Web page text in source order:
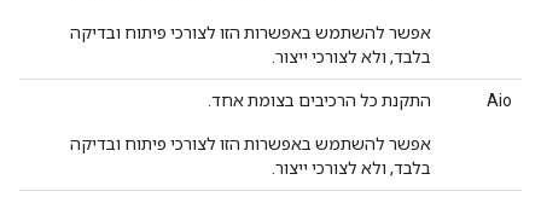
אפשר להשתמש באפשרות הזו לצורכי פיתוח ובדיקה
בלבד, ולא לצורכי ייצור.
Aio התקנת כל הרכיבים בצומת אחד.
אפשר להשתמש באפשרות הזו לצורכי פיתוח ובדיקה
בלבד, ולא לצורכי ייצור.